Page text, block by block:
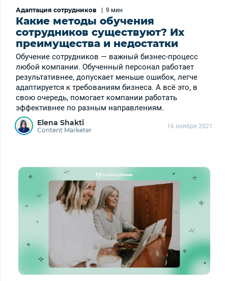
Адаптация сотрудников 9 мин
Какие методы обучения
сотрудников существуют? Их
преимущества и недостатки
Обучение сотрудников — важный бизнес-процесс
любой компании. Обученный персонал работает
результативнее, допускает меньше ошибок, легче
адаптируется к требованиям бизнеса. А всё это, в
свою очередь, помогает компании работать
эффективнее по разным направлениям.
Elena Shakti
Content Marketer 16 ноября 2021